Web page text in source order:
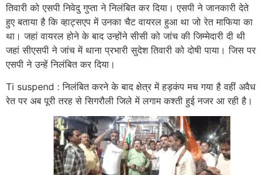
तिवारी को एसपी निवेदु गुप्ता ने निलंबित कर दिया। एसपी ने जानकारी देते
हुए बताया है कि व्हाट्सएप में उनका चैट वायरल हुआ था जो रेत माफिया का
था। जहां वायरल होने के बाद उन्होंने सीसी को जांच की जिम्मेदारी दी थी
जहां सीएसपी ने जांच में थाना प्रभारी सुदेश तिवारी को दोषी पाया। जिस पर
एसपी ने उन्हें निलंबित कर दिया।
Ti suspend : निलंबित करने के बाद क्षेत्र में हड़कंप मच गया है वहीं अवैध
रेत पर अब पूरी तरह से सिगरौली जिले में लगाम कश्ती हुई नजर आ रही है।